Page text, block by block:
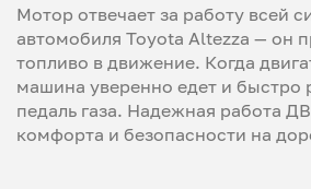
Мотор отвечает за работу всей
автомобиля Toyota Altezza — он
топливо в движение. Когда
машина уверенно едет и быстро
педаль газа. Надежная работа
комфорта и безопасности на